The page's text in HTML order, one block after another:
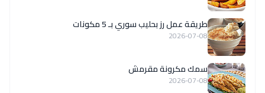
طريقة عمل رز بحليب سوري بـ 5 مكونات
2026-07-08
سمك مكرونة مقرمش
2026-07-08